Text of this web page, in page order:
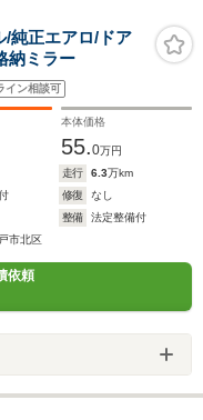
正エアロ/ドア
納ミラー
イン相談可
本体価格
55.0万円
走行 6.3万km
修復
なし
整備
法定整備付
市北区
依頼